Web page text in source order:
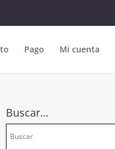
Pago Mi cuenta
Buscar…